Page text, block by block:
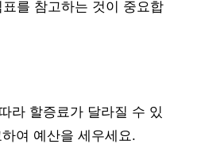
표를 참고하는 것이 중요합
라 할증료가 달라질 수 있
여 예산을 세우세요.